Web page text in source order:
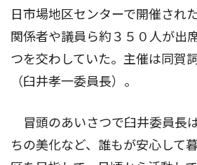
日市場地区センターで開催され
関係者や議員ら約３５０人が出
つを交わしていた。主催は同賀
（臼井孝一委員長）。
冒頭のあいさつで臼井委員長
ちの美化など、誰もが安心して